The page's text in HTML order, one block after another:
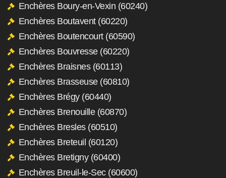
Enchères Boury-en-Vexin (60240)
Enchères Boutavent (60220)
Enchères Boutencourt (60590)
Enchères Bouvresse (60220)
Enchères Braisnes (60113)
Enchères Brasseuse (60810)
Enchères Brégy (60440)
Enchères Brenouille (60870)
Enchères Bresles (60510)
Enchères Breteuil (60120)
Enchères Bretigny (60400)
Enchères Breuil-le-Sec (60600)